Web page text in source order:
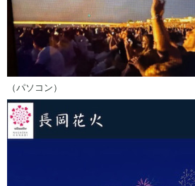
（パソコン）